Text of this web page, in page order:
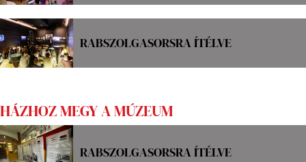
RABSZOLGASORSRA ÍTÉLVE
HÁZHOZ MEGY A MÚZEUM
RABSZOLGASORSRA ÍTÉLVE